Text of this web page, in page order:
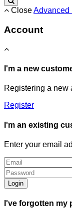
CloseAdvanced
Account
I'm a new
Registering a new
Register
I'm an existing
Enter your email
Login
I've forgotten my